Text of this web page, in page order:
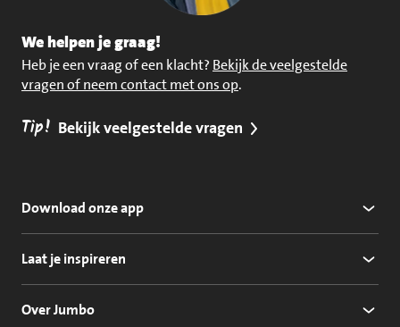
We helpen je graag!
Heb je een vraag of een klacht? Bekijk de veelgestelde
vragen of neem contact met ons op.
Tip! Bekijk veelgestelde vragen
Download onze app
Laat je inspireren
Over Jumbo